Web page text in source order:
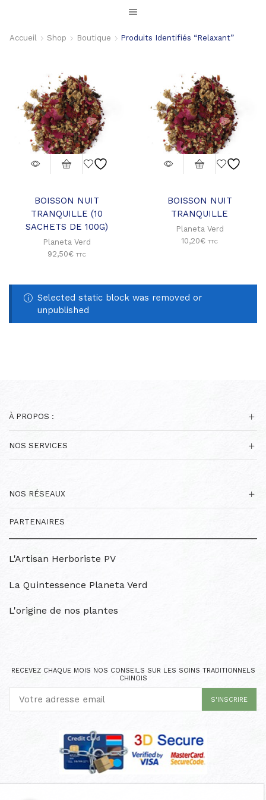
Accueil Shop Boutique Produits Identifiés “relaxant”
BOISSON NUIT
TRANQUILLE (10
SACHETS DE 100G)
Planeta Verd
92,50€ TTC
BOISSON NUIT
TRANQUILLE
Planeta Verd
10,20€ TTC
Selected static block was removed or
unpublished
À PROPOS :
NOS SERVICES
NOS RÉSEAUX
PARTENAIRES
L'Artisan Herboriste PV
La Quintessence Planeta Verd
L'origine de nos plantes
RECEVEZ CHAQUE MOIS NOS CONSEILS SUR LES SOINS TRADITIONNELS
CHINOIS